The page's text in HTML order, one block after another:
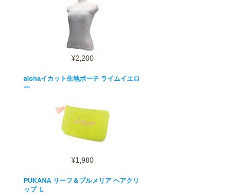
¥2,200
alohaイカット生地ポーチ ライムイエロ
ー
¥1,980
PUKANA リーフ＆プルメリア ヘアクリ
ップ Ｌ